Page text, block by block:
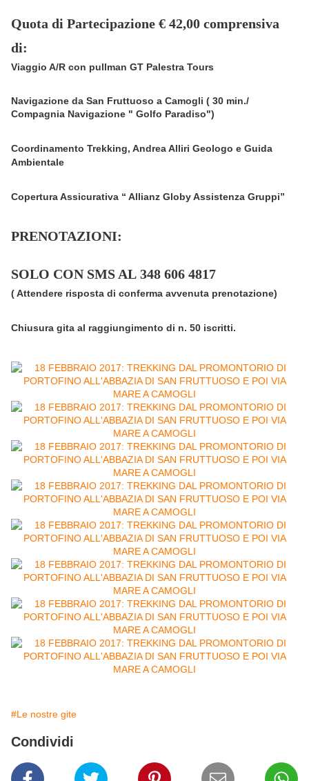
Quota di Partecipazione € 42,00 comprensiva
di:
Viaggio A/R con pullman GT Palestra Tours
Navigazione da San Fruttuoso a Camogli ( 30 min./
Compagnia Navigazione " Golfo Paradiso")
Coordinamento Trekking, Andrea Alliri Geologo e Guida
Ambientale
Copertura Assicurativa “ Allianz Globy Assistenza Gruppi”
PRENOTAZIONI:
SOLO CON SMS AL 348 606 4817
( Attendere risposta di conferma avvenuta prenotazione)
Chiusura gita al raggiungimento di n. 50 iscritti.
#Le nostre gite
Condividi